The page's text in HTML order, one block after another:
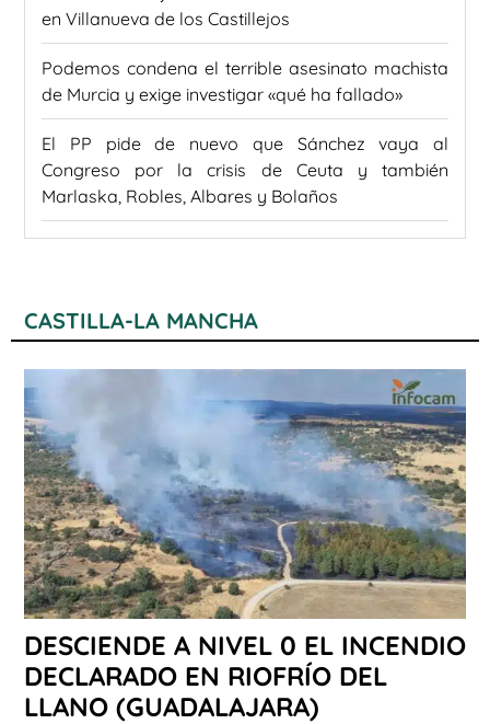
en Villanueva de los Castillejos
Podemos condena el terrible asesinato machista
de Murcia y exige investigar «qué ha fallado»
El PP pide de nuevo que Sánchez vaya al
Congreso por la crisis de Ceuta y también
Marlaska, Robles, Albares y Bolaños
CASTILLA-LA MANCHA
DESCIENDE A NIVEL 0 EL INCENDIO
DECLARADO EN RIOFRÍO DEL
LLANO (GUADALAJARA)